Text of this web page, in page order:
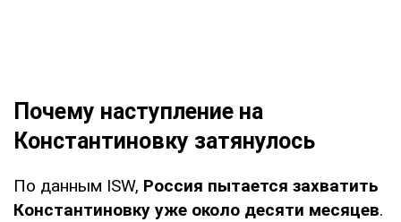
Почему наступление на
Константиновку затянулось
По данным ISW, Россия пытается захватить
Константиновку уже около десяти месяцев.